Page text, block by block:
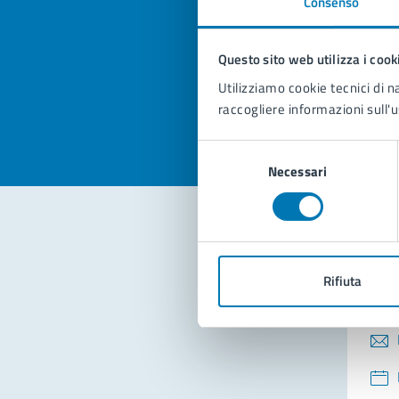
Questo sito web utilizza i
Utilizziamo cookie tecnici di
raccogliere informazioni
consenso
Necessari
Rifiuta